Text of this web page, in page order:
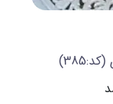
(کد:385)